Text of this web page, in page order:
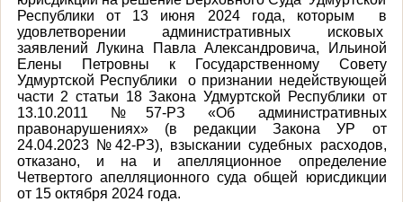
Республики от 13 июня 2024 года, которым в
удовлетворении административных исковых
заявлений Лукина Павла Александровича, Ильиной
Елены Петровны к Государственному Совету
Удмуртской Республики о признании недействующей
части 2 статьи 18 Закона Удмуртской Республики от
13.10.2011 №57-РЗ «Об административных
правонарушениях» (в редакции Закона УР от
24.04.2023 №42-РЗ), взыскании судебных расходов,
отказано, и на и апелляционное определение
Четвертого апелляционного суда общей юрисдикции
от 15 октября 2024 года.